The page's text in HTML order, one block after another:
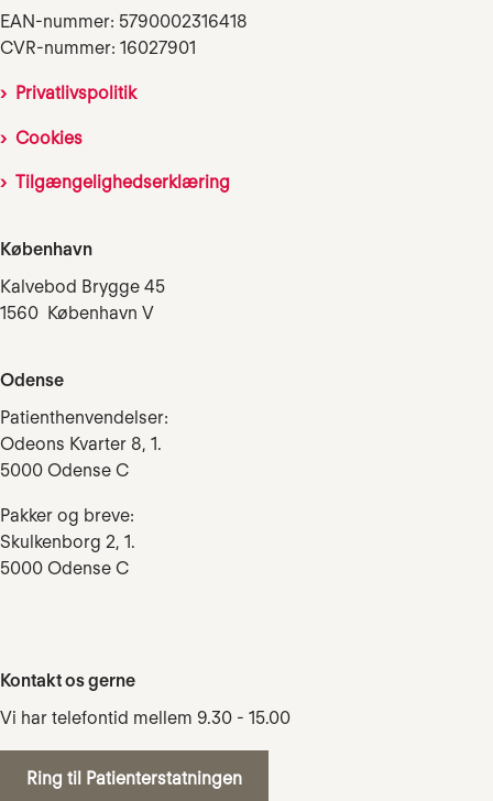
EAN-nummer: 5790002316418
CVR-nummer: 16027901
Privatlivspolitik
Cookies
Tilgængelighedserklæring
København
Kalvebod Brygge 45
1560 København V
Odense
Patienthenvendelser:
Odeons Kvarter 8, 1.
5000 Odense C
Pakker og breve:
Skulkenborg 2, 1.
5000 Odense C
Kontakt os gerne
Vi har telefontid mellem 9.30 - 15.00
Ring til Patienterstatningen